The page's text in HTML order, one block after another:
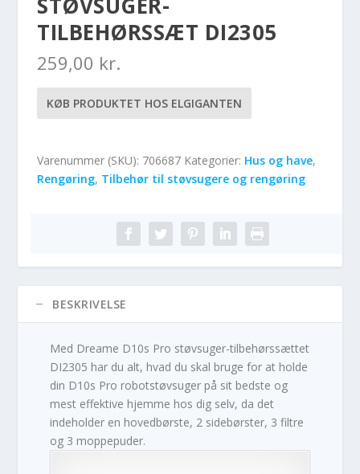
TILBEHØRSSÆT DI2305
259,00 kr.
KØB PRODUKTET HOS ELGIGANTEN
Varenummer (SKU): 706687 Kategorier: Hus og have,
Rengøring, Tilbehør til støvsugere og rengøring
BESKRIVELSE
Med Dreame D10s Pro støvsuger-tilbehørssættet
DI2305 har du alt, hvad du skal bruge for at holde
din D10s Pro robotstøvsuger på sit bedste og
mest effektive hjemme hos dig selv, da det
indeholder en hovedbørste, 2 sidebørster, 3 filtre
og 3 moppepuder.